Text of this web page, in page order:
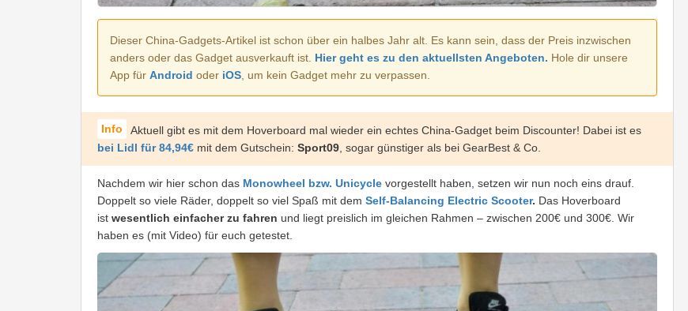
Dieser China-Gadgets-Artikel ist schon über ein halbes Jahr alt. Es kann sein, dass der Preis inzwischen
anders oder das Gadget ausverkauft ist. Hier geht es zu den aktuellsten Angeboten. Hole dir unsere
App für Android oder iOS , um kein Gadget mehr zu verpassen.
Aktuell gibt es mit dem Hoverboard mal wieder ein echtes China-Gadget beim Discounter! Dabei ist es
bei Lidl für 84,94€ mit dem Gutschein: Sport09 , sogar günstiger als bei GearBest & Co.
Nachdem wir hier schon das Monowheel bzw. Unicycle vorgestellt haben, setzen wir nun noch eins drauf.
Doppelt so viele Räder, doppelt so viel Spaß mit dem Self-Balancing Electric Scooter. Das Hoverboard
ist wesentlich einfacher zu fahren und liegt preislich im gleichen Rahmen – zwischen 200€ und 300€. Wir
haben es (mit Video) für euch getestet.